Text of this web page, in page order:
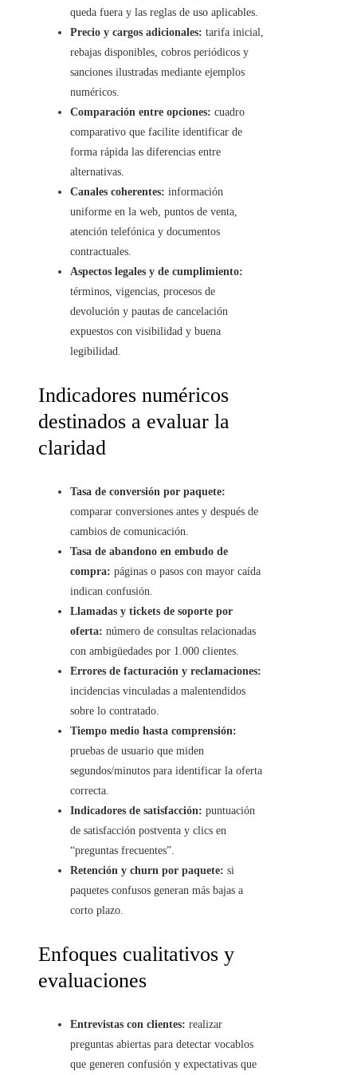
queda fuera y las reglas de uso aplicables.
Precio y cargos adicionales: tarifa inicial,
rebajas disponibles, cobros periódicos y
sanciones ilustradas mediante ejemplos
numéricos.
Comparación entre opciones: cuadro
comparativo que facilite identificar de
forma rápida las diferencias entre
alternativas.
Canales coherentes: información
uniforme en la web, puntos de venta,
atención telefónica y documentos
contractuales.
Aspectos legales y de cumplimiento:
términos, vigencias, procesos de
devolución y pautas de cancelación
expuestos con visibilidad y buena
legibilidad.
Indicadores numéricos
destinados a evaluar la
claridad
Tasa de conversión por paquete:
comparar conversiones antes y después de
cambios de comunicación.
Tasa de abandono en embudo de
compra: páginas o pasos con mayor caída
indican confusión.
Llamadas y tickets de soporte por
oferta: número de consultas relacionadas
con ambigüedades por 1.000 clientes.
Errores de facturación y reclamaciones:
incidencias vinculadas a malentendidos
sobre lo contratado.
Tiempo medio hasta comprensión:
pruebas de usuario que miden
segundos/minutos para identificar la oferta
correcta.
Indicadores de satisfacción: puntuación
de satisfacción postventa y clics en
“preguntas frecuentes”.
Retención y churn por paquete: si
paquetes confusos generan más bajas a
corto plazo.
Enfoques cualitativos y
evaluaciones
Entrevistas con clientes: realizar
preguntas abiertas para detectar vocablos
que generen confusión y expectativas que